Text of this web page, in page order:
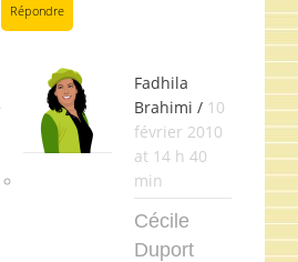
Répondre
Fadhila
Brahimi / 10
février 2010
at 14 h 40
min
Cécile
Duport